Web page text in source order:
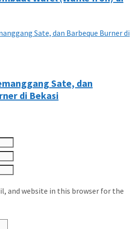
Sate, dan
di Bekasi
and website in this browser for the